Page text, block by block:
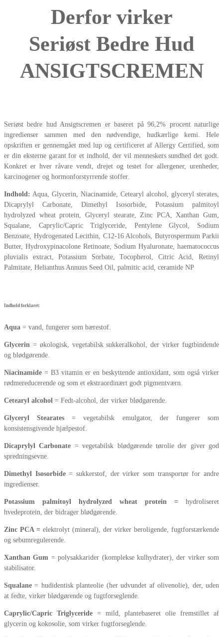
Derfor virker
Seriøst Bedre Hud
ANSIGTSCREMEN
Seriøst bedre hud Ansigtscremen er baseret på 96,2% procent naturlige
ingredienser sammen med den nødvendige, hudkærlige kemi. Hele
opskriften er gennemgået med lup og certificeret af Allergy Certified, som
er din eksterne garant for et indhold, der vil menneskers sundhed det godt.
Konkret er hver råvare vendt, drejet og testet for allergener, urenheder,
karcinogener og hormonforstyrrende stoffer.
Indhold: Aqua, Glycerin, Niacinamide, Cetearyl alcohol, glyceryl sterates,
Dicaprylyl Carbonate, Dimethyl Isosorbide, Potassium palmitoyl
hydrolyzed wheat protein, Glyceryl stearate, Zinc PCA, Xanthan Gum,
Squalane, Caprylic/Capric Triglyceride, Pentylene Glycol, Sodium
Benzoate, Hydrogenated Lecithin, C12-16 Alcohols, Butyrospermum Parkii
Butter, Hydroxypinacolone Retinoate, Sodium Hyaluronate, haematococcus
pluvialis extract, Potassium Sorbate, Tocopherol, Citric Acid, Retinyl
Palmitate, Helianthus Annuus Seed Oil, palmitic acid, ceramide NP
Indhold forklaret:
Aqua = vand, fungerer som bærestof.
Glycerin = økologisk, vegetabilsk sukkeralkohol, der virker fugtbindende
og blødgørende.
Niacinamide = B3 vitamin er en beskyttende antioxidant, som også virker
rødmereducerende og som et ekstraordinært godt pigmentværn.
Cetearyl alcohol = Fedt-alcohol, der virker blødgørende.
Glyceryl Stearates = vegetabilsk emulgator, der fungerer som
konsistensgivende hjælpestof.
Dicaprylyl Carbonate = vegetabilsk blødgørende tørolie der giver god
spredningsevne.
Dimethyl Isosorbide= sukkerstof, der virker som transportør for andre
ingredienser.
Potassium palmitoyl hydrolyzed wheat protein = hydroliseret
hvedeprotein, der bidrager blødgørende.
Zinc PCA = elektrolyt (mineral), der virker beroligende, fugtforstærkende
og sebumregulerende.
Xanthan Gum = polysakkarider (komplekse kulhydrater), der virker som
stabilisator.
Squalane = hudidentisk planteolie (her udvundet af olivenolie), der, uden
at fedte, virker blødgørende og fugtforseglende.
Caprylic/Capric Triglyceride= mild, plantebaseret olie fremstillet af
glycerin og kokosolie, som virker fugtforseglende.